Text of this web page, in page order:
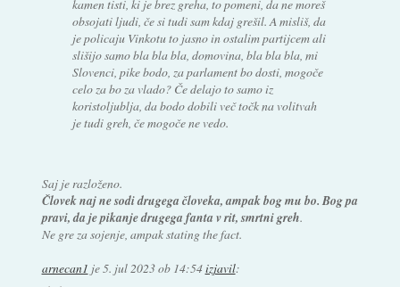
kamen tisti, ki je brez greha, to pomeni, da ne moreš
obsojati ljudi, če si tudi sam kdaj grešil. A misliš, da
je policaju Vinkotu to jasno in ostalim partijcem ali
slišijo samo bla bla bla, domovina, bla bla bla, mi
Slovenci, pike bodo, za parlament bo dosti, mogoče
celo za bo za vlado? Če delajo to samo iz
koristoljublja, da bodo dobili več točk na volitvah
je tudi greh, če mogoče ne vedo.
Saj je razloženo.
Človek naj ne sodi drugega človeka, ampak bog mu bo. Bog pa
pravi, da je pikanje drugega fanta v rit, smrtni greh.
Ne gre za sojenje, ampak stating the fact.
arnecan1 je5. jul 2023 ob 14:54izjavil: